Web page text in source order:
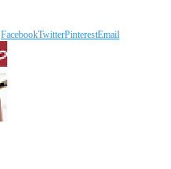
FacebookTwitterPinterestEmail